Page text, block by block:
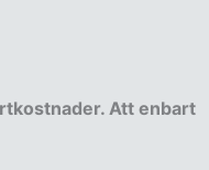
Att enbart